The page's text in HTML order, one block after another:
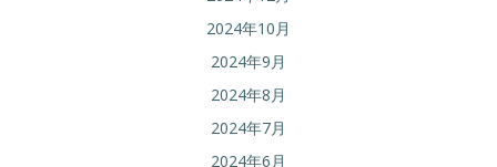
2024年10月
2024年9月
2024年8月
2024年7月
2024年6月